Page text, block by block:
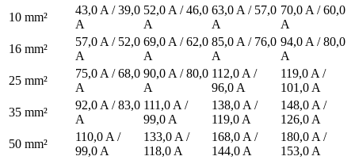
10 mm²
43,0 A / 39,0
A
52,0 A / 46,0
A
63,0 A / 57,0
A
70,0 A / 60,0
A
16 mm²
57,0 A / 52,0
A
69,0 A / 62,0
A
85,0 A / 76,0
A
94,0 A / 80,0
A
25 mm²
75,0 A / 68,0
A
90,0 A / 80,0
A
112,0 A /
96,0 A
119,0 A /
101,0 A
35 mm²
92,0 A / 83,0
A
111,0 A /
99,0 A
138,0 A /
119,0 A
148,0 A /
126,0 A
50 mm²
110,0 A /
99,0 A
133,0 A /
118,0 A
168,0 A /
144,0 A
180,0 A /
153,0 A